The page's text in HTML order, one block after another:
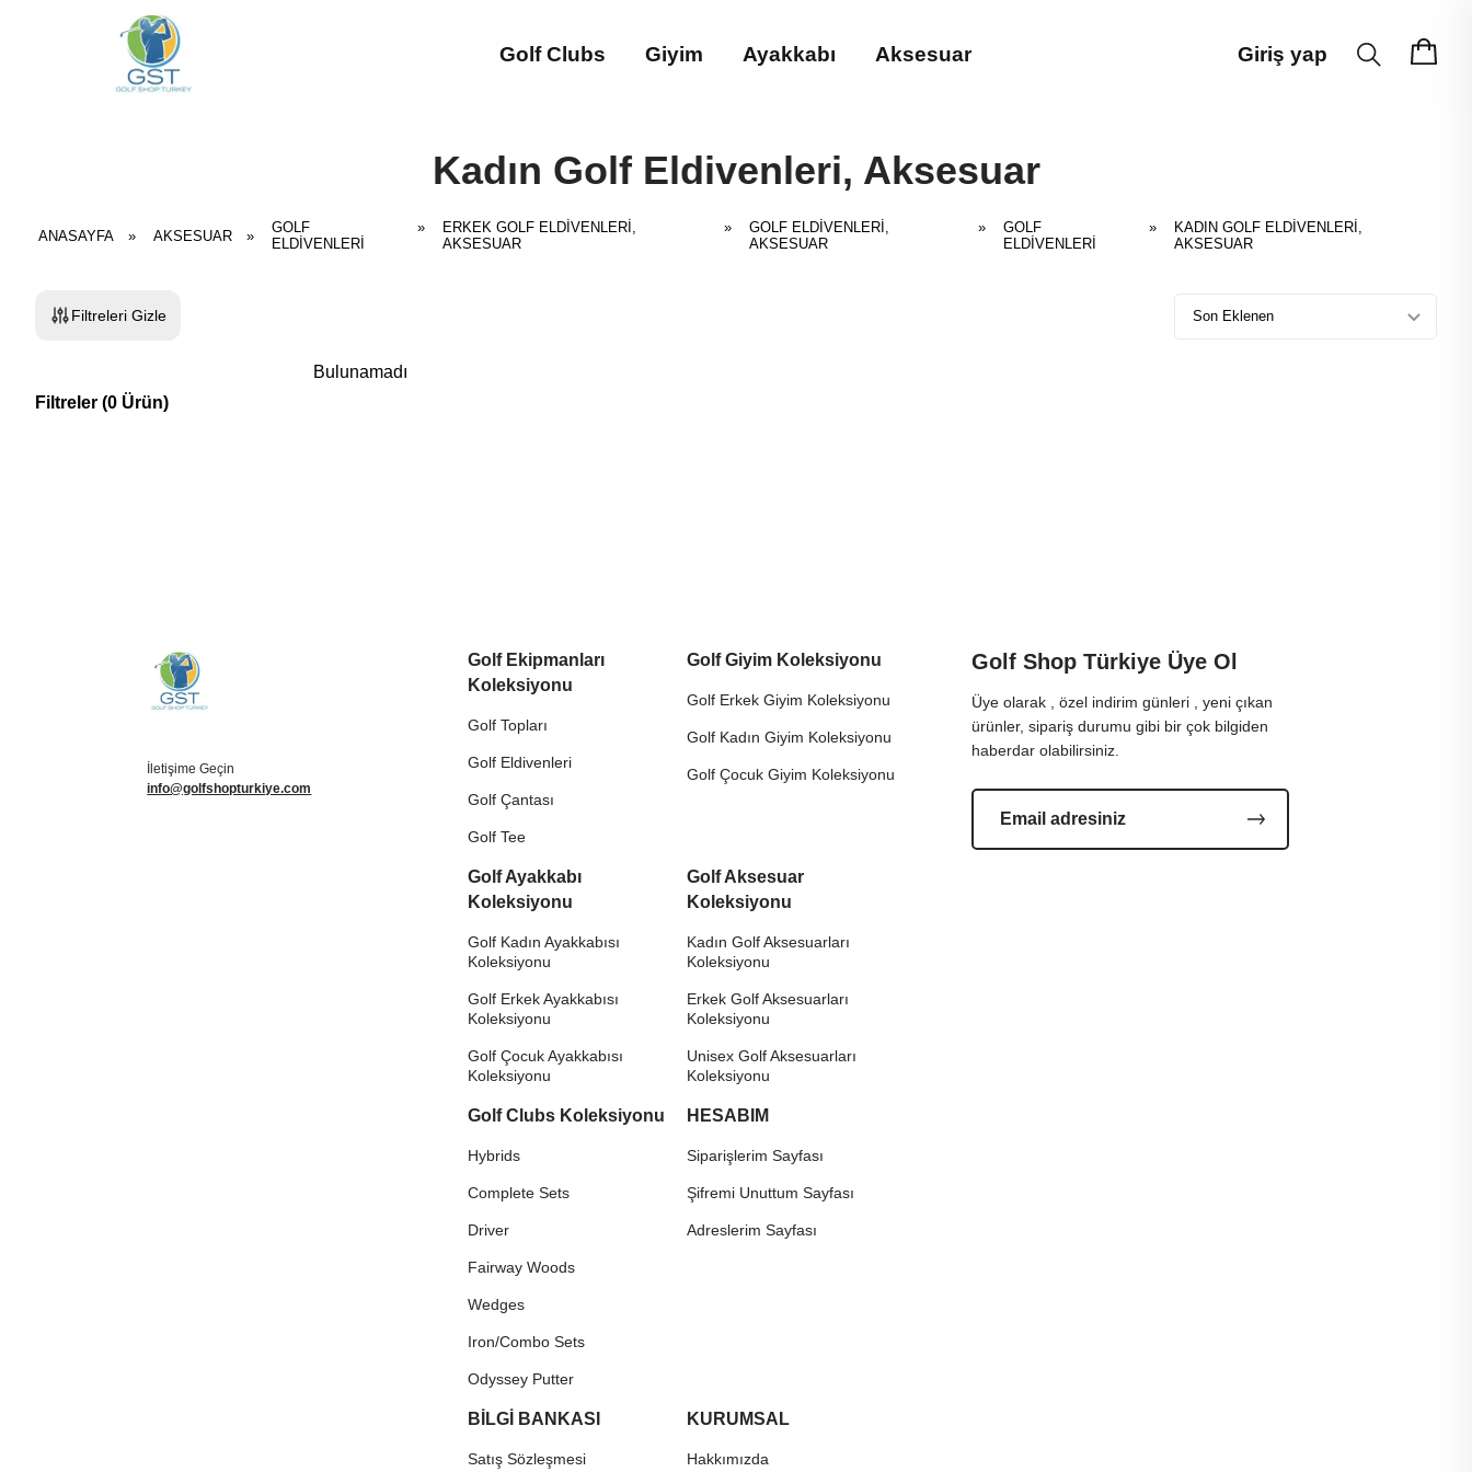
Golf Clubs Giyim Ayakkabı Aksesuar Giriş yap
Kadın Golf Eldivenleri, Aksesuar
ANASAYFA » AKSESUAR »
GOLF
ELDIVENLERI
»
ERKEK GOLF ELDIVENLERI,
AKSESUAR
»
GOLF ELDIVENLERI,
AKSESUAR
»
GOLF
ELDIVENLERI
»
KADIN GOLF ELDIVENLERI,
AKSESUAR
Filtreleri Gizle Son Eklenen
Filtreler (0 Ürün)
Bulunamadı
İletişime Geçin
info@golfshopturkiye.com
Golf Ekipmanları
Koleksiyonu
Golf Topları
Golf Eldivenleri
Golf Çantası
Golf Tee
Golf Giyim Koleksiyonu
Golf Erkek Giyim Koleksiyonu
Golf Kadın Giyim Koleksiyonu
Golf Çocuk Giyim Koleksiyonu
Golf Ayakkabı
Koleksiyonu
Golf Kadın Ayakkabısı
Koleksiyonu
Golf Erkek Ayakkabısı
Koleksiyonu
Golf Çocuk Ayakkabısı
Koleksiyonu
Golf Aksesuar
Koleksiyonu
Kadın Golf Aksesuarları
Koleksiyonu
Erkek Golf Aksesuarları
Koleksiyonu
Unisex Golf Aksesuarları
Koleksiyonu
Golf Clubs Koleksiyonu
Hybrids
Complete Sets
Driver
Fairway Woods
Wedges
Iron/Combo Sets
Odyssey Putter
HESABIM
Siparişlerim Sayfası
Şifremi Unuttum Sayfası
Adreslerim Sayfası
BİLGİ BANKASI
Satış Sözleşmesi
KURUMSAL
Hakkımızda
Golf Shop Türkiye Üye Ol
Üye olarak , özel indirim günleri , yeni çıkan
ürünler, sipariş durumu gibi bir çok bilgiden
haberdar olabilirsiniz.